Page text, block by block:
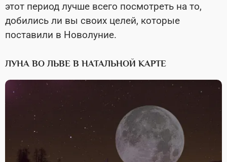
этот период лучше всего посмотреть на то,
добились ли вы своих целей, которые
поставили в Новолуние.
ЛУНА ВО ЛЬВЕ В НАТАЛЬНОЙ КАРТЕ